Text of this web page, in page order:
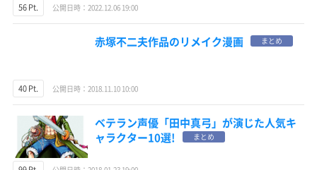
56 Pt. 公開日時：2022.12.06 19:00
赤塚不二夫作品のリメイク漫画 まとめ
40 Pt. 公開日時：2018.11.10 10:00
ベテラン声優「田中真弓」が演じた人気キ
ャラクター10選!
まとめ